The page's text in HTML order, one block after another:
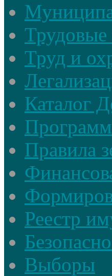
Труд и
Каталог
Правила
Реестр
Выборы